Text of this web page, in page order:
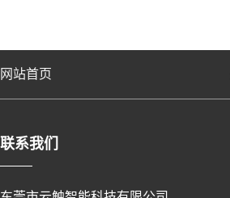
网站首页
联系我们